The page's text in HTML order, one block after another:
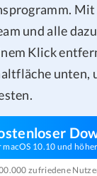
Mit
und alle
Klick
unten,
macOS 10.10 und höher
zufriedene